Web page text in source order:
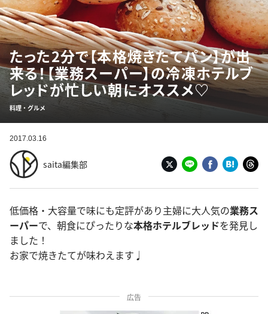
たった2分で【本格焼きたてパン】が出
来る！【業務スーパー】の冷凍ホテルブ
レッドが忙しい朝にオススメ♡
料理・グルメ
2017.03.16
saita編集部
低価格・大容量で味にも定評があり主婦に大人気の業務ス
ーパーで、朝食にぴったりな本格ホテルブレッドを発見し
ました！
お家で焼きたてが味わえます♩
広告